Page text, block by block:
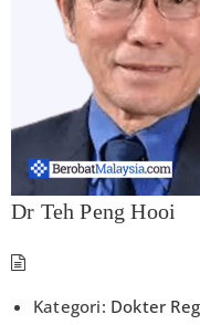
Dr Teh Peng Hooi
Kategori: Dokter